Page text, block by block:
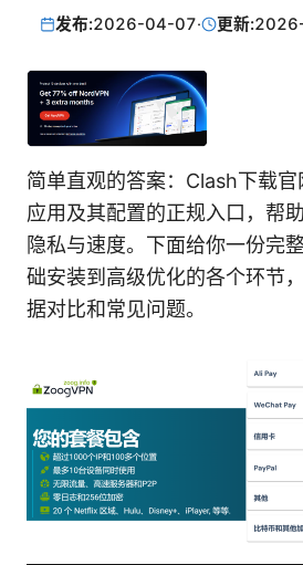
发布:2026-04-07· 更新:
简单直观的答案：Clash下载
应用及其配置的正规入口，帮
隐私与速度。下面给你一份完
础安装到高级优化的各个环节
据对比和常见问题。